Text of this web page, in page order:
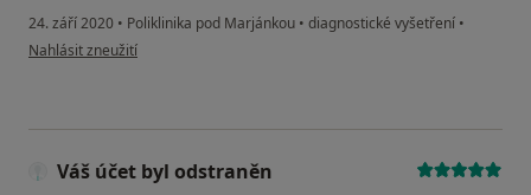
24. září 2020 • Poliklinika pod Marjánkou • diagnostické vyšetření •
podle názoru uživatele Roman Benda
Nahlásit zneužití
Váš účet byl odstraněn